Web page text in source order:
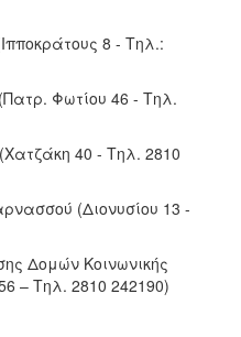
8 - Τηλ.:
Φωτίου 46 - Τηλ.
40 - Τηλ. 2810
(Διονυσίου 13 -
Δομών Κοινωνικής
– Τηλ. 2810 242190)